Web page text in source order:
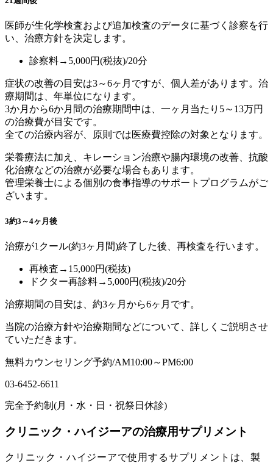
医師が生化学検査および追加検査のデータに基づく診察を行
い、治療方針を決定します。
診察料→5,000円(税抜)/20分
症状の改善の目安は3～6ヶ月ですが、個人差があります。治
療期間は、年単位になります。
3か月から6か月間の治療期間中は、一ヶ月当たり5～13万円
の治療費が目安です。
全ての治療内容が、原則では医療費控除の対象となります。
栄養療法に加え、キレーション治療や腸内環境の改善、抗酸
化治療などの治療が必要な場合もあります。
管理栄養士による個別の食事指導のサポートプログラムがご
ざいます。
3約3～4ヶ月後
治療が1クール(約3ヶ月間)終了した後、再検査を行います。
再検査→15,000円(税抜)
ドクター再診料→5,000円(税抜)/20分
治療期間の目安は、約3ヶ月から6ヶ月です。
当院の治療方針や治療期間などについて、詳しくご説明させ
ていただきます。
無料カウンセリング予約/AM10:00～PM6:00
03-6452-6611
完全予約制(月・水・日・祝祭日休診)
クリニック・ハイジーアの治療用サプリメント
クリニック・ハイジーアで使用するサプリメントは、製